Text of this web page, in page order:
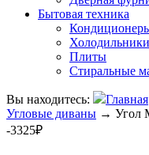
Бытовая техника
Холодильники
Плиты
Стиральные
Вы находитесь: Главная
Угловые диваны → Угол
-3325₽